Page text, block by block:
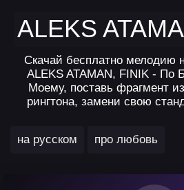
ALEKS
Скачай бесплатно мелодию
ALEKS ATAMAN, FINIK - По
Моему, поставь фрагмент
рингтона, замени свою
на русском
про любовь